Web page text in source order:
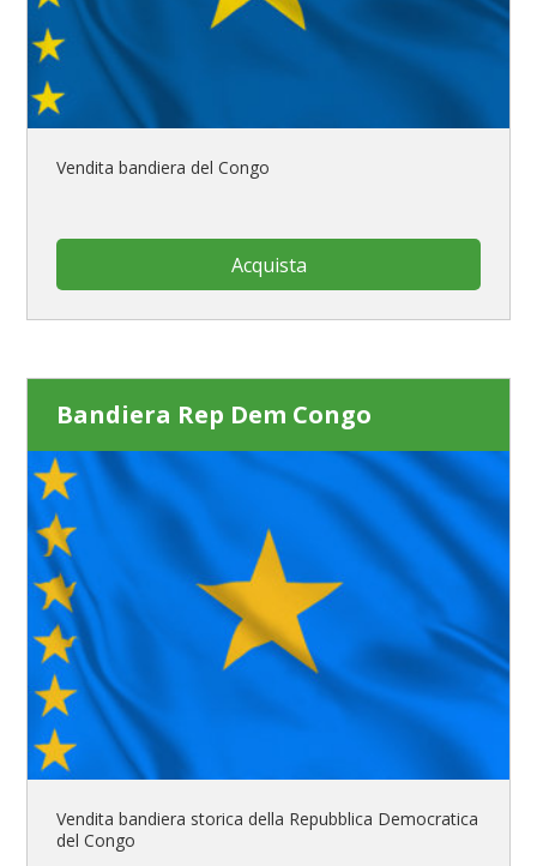
Vendita bandiera del Congo
Acquista
Bandiera Rep Dem Congo
Vendita bandiera storica della Repubblica Democratica
del Congo